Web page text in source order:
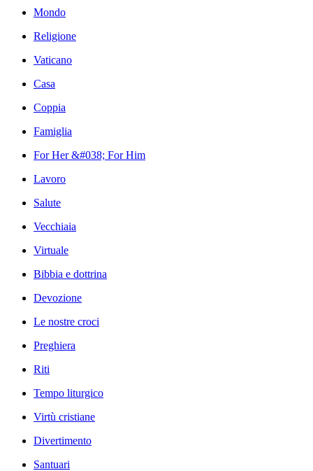
Mondo
Religione
Vaticano
Casa
Coppia
Famiglia
For Her &#038; For Him
Lavoro
Salute
Vecchiaia
Virtuale
Bibbia e dottrina
Devozione
Le nostre croci
Preghiera
Riti
Tempo liturgico
Virtù cristiane
Divertimento
Santuari